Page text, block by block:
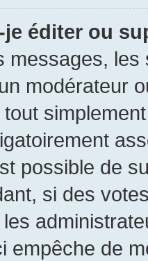
éditer ou
messages,
modérateur
possible de
si des
empêche de